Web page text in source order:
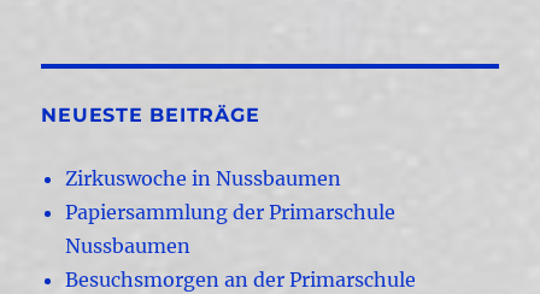
NEUESTE BEITRÄGE
Zirkuswoche in Nussbaumen
Papiersammlung der Primarschule
Nussbaumen
Besuchsmorgen an der Primarschule